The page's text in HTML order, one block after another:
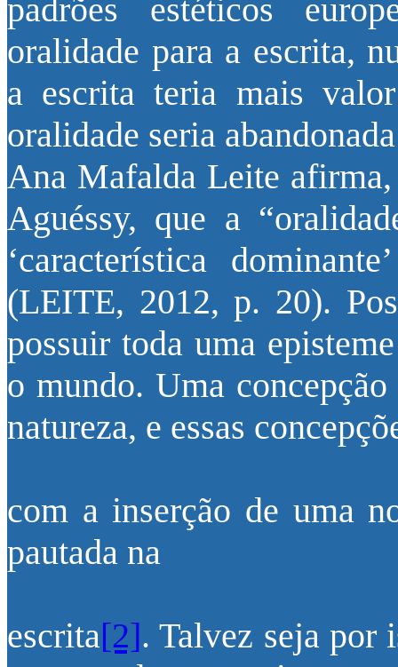
padrões estéticos
oralidade para a escrita,
a escrita teria mais
oralidade seria
Ana Mafalda Leite afirma,
Aguéssy, que a
‘característica
(LEITE, 2012, p. 20).
possuir toda uma
o mundo. Uma
natureza, e essas
com a inserção de uma
pautada na
escrita[2]. Talvez seja por